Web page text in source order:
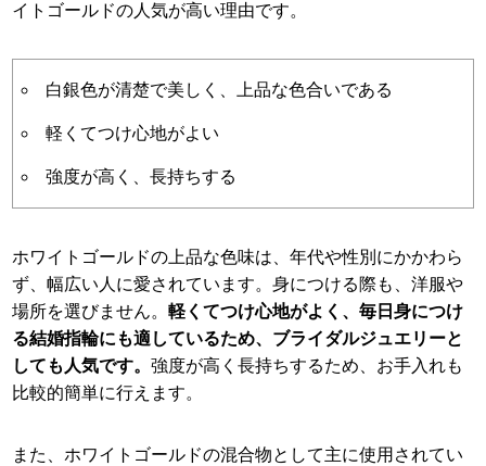
イトゴールドの人気が高い理由です。
白銀色が清楚で美しく、上品な色合いである
軽くてつけ心地がよい
強度が高く、長持ちする
ホワイトゴールドの上品な色味は、年代や性別にかかわら
ず、幅広い人に愛されています。身につける際も、洋服や
場所を選びません。軽くてつけ心地がよく、毎日身につけ
る結婚指輪にも適しているため、ブライダルジュエリーと
しても人気です。強度が高く長持ちするため、お手入れも
比較的簡単に行えます。
また、ホワイトゴールドの混合物として主に使用されてい